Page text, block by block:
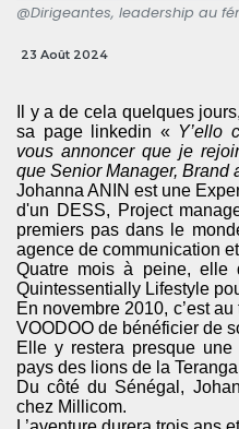
@Dirigeantes, leadership au
23 Août 2024
Il y a de cela quelques
sa page linkedin « Y’ello
vous annoncer que je
que Senior Manager, Brand
Johanna ANIN est une
d'un DESS, Project
premiers pas dans le
agence de communication
Quatre mois à peine, elle
Quintessentially Lifestyle
En novembre 2010, c’est
VOODOO de bénéficier de
Elle y restera presque
pays des lions de la
Du côté du Sénégal,
chez Millicom.